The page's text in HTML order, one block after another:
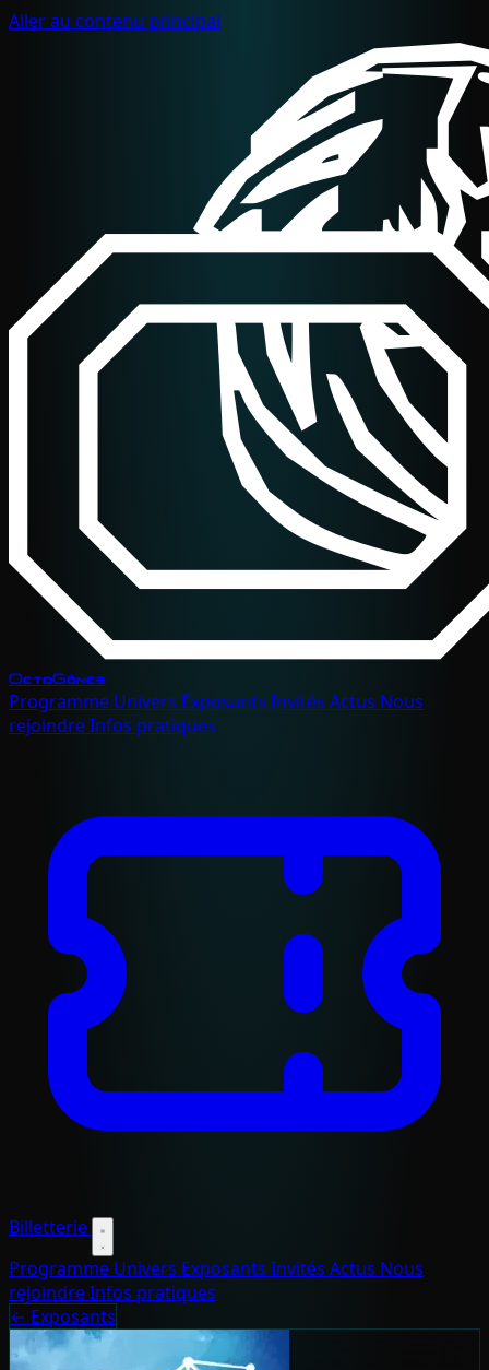
Aller au contenu principal
OctoGônes
Programme Univers Exposants Invités Actus Nous
rejoindreInfos pratiques
Billetterie
Programme Univers Exposants Invités Actus Nous
rejoindreInfos pratiques
← Exposants